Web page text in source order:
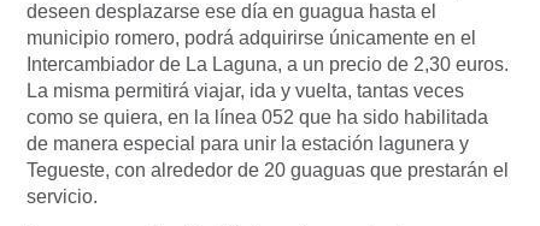
deseen desplazarse ese día en guagua hasta el
municipio romero, podrá adquirirse únicamente en el
Intercambiador de La Laguna, a un precio de 2,30 euros.
La misma permitirá viajar, ida y vuelta, tantas veces
como se quiera, en la línea 052 que ha sido habilitada
de manera especial para unir la estación lagunera y
Tegueste, con alrededor de 20 guaguas que prestarán el
servicio.